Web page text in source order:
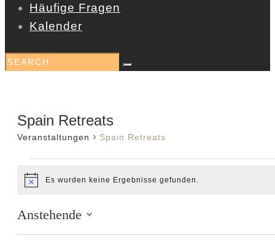
Häufige Fragen
Kalender
Spain Retreats
Veranstaltungen Spain Retreats
HinweisEs wurden keine Ergebnisse gefunden.
Anstehende
Datum